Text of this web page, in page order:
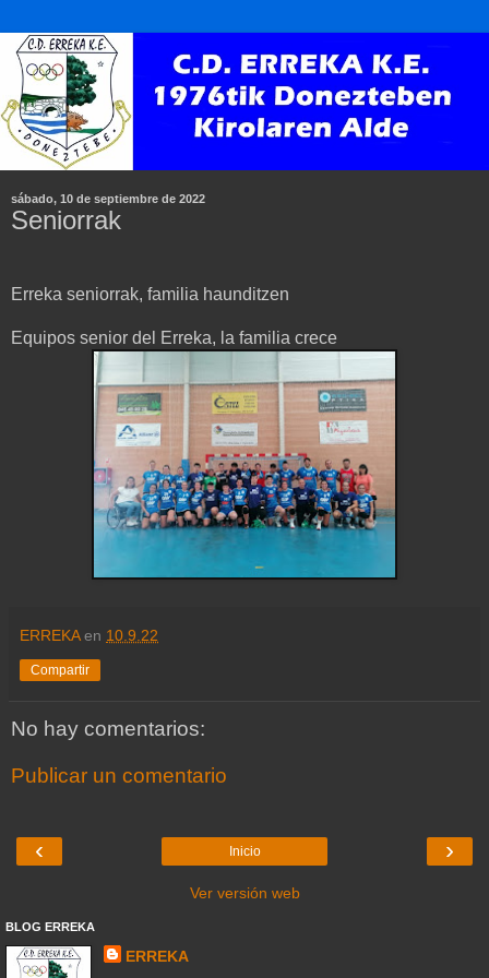
sábado, 10 de septiembre de 2022
Seniorrak
Erreka seniorrak, familia haunditzen
Equipos senior del Erreka, la familia crece
ERREKA en 10.9.22
Compartir
No hay comentarios:
Publicar un comentario
‹ ›
Inicio
Ver versión web
BLOG ERREKA
ERREKA